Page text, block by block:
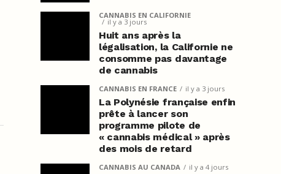
CANNABIS EN CALIFORNIE
il y a 3 jours
Huit ans après la
légalisation, la Californie ne
consomme pas davantage
de cannabis
CANNABIS EN FRANCE il y a 3 jours
La Polynésie française enfin
prête à lancer son
programme pilote de
« cannabis médical » après
des mois de retard
CANNABIS AU CANADA il y a 4 jours